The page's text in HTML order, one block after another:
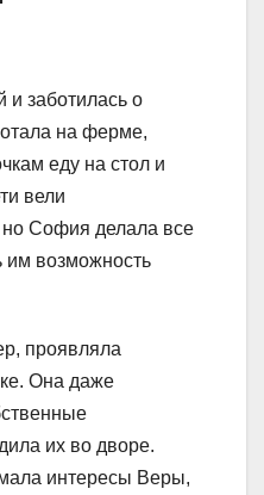
заботилась о
на ферме,
еду на стол и
вели
София делала все
им возможность
проявляла
Она даже
их во дворе.
интересы Веры,